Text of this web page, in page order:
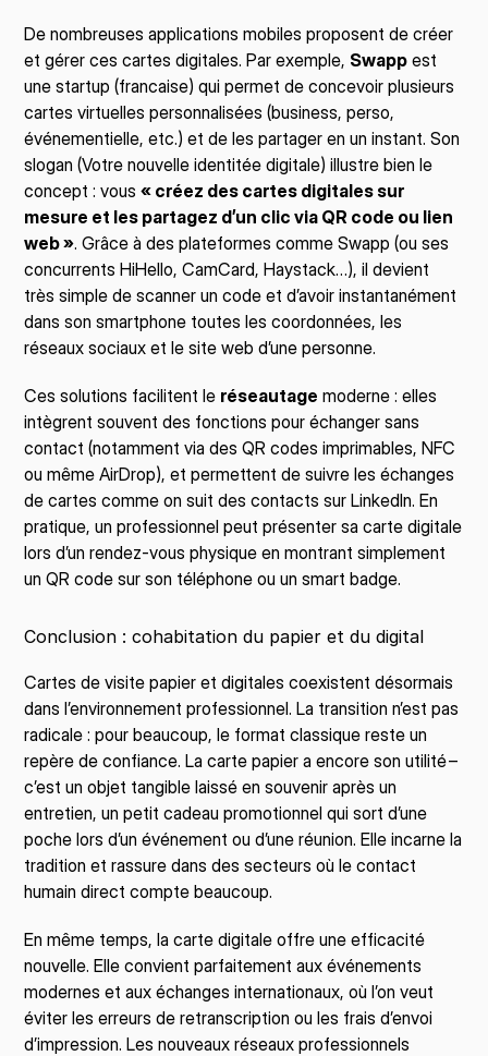
De nombreuses applications mobiles proposent de créer
et gérer ces cartes digitales. Par exemple, Swapp est
une startup (francaise) qui permet de concevoir plusieurs
cartes virtuelles personnalisées (business, perso,
événementielle, etc.) et de les partager en un instant. Son
slogan (Votre nouvelle identitée digitale) illustre bien le
concept : vous « créez des cartes digitales sur
mesure et les partagez d’un clic via QR code ou lien
web ». Grâce à des plateformes comme Swapp (ou ses
concurrents HiHello, CamCard, Haystack…), il devient
très simple de scanner un code et d’avoir instantanément
dans son smartphone toutes les coordonnées, les
réseaux sociaux et le site web d’une personne.
Ces solutions facilitent le réseautage moderne : elles
intègrent souvent des fonctions pour échanger sans
contact (notamment via des QR codes imprimables, NFC
ou même AirDrop), et permettent de suivre les échanges
de cartes comme on suit des contacts sur LinkedIn. En
pratique, un professionnel peut présenter sa carte digitale
lors d’un rendez-vous physique en montrant simplement
un QR code sur son téléphone ou un smart badge.
Conclusion : cohabitation du papier et du digital
Cartes de visite papier et digitales coexistent désormais
dans l’environnement professionnel. La transition n’est pas
radicale : pour beaucoup, le format classique reste un
repère de confiance. La carte papier a encore son utilité –
c’est un objet tangible laissé en souvenir après un
entretien, un petit cadeau promotionnel qui sort d’une
poche lors d’un événement ou d’une réunion. Elle incarne la
tradition et rassure dans des secteurs où le contact
humain direct compte beaucoup.
En même temps, la carte digitale offre une efficacité
nouvelle. Elle convient parfaitement aux événements
modernes et aux échanges internationaux, où l’on veut
éviter les erreurs de retranscription ou les frais d’envoi
d’impression. Les nouveaux réseaux professionnels